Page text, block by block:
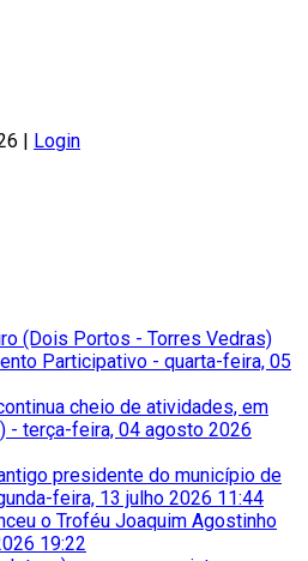
| Login
(Dois Portos - Torres Vedras)
Participativo - quarta-feira, 05
cheio de atividades, em
- terça-feira, 04 agosto 2026
presidente do município de
feira, 13 julho 2026 11:44
o Troféu Joaquim Agostinho
19:22